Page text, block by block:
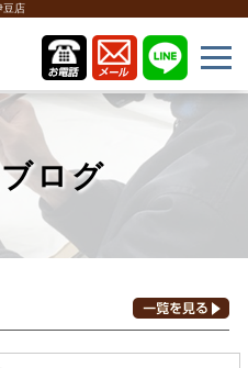
豆店
ログ